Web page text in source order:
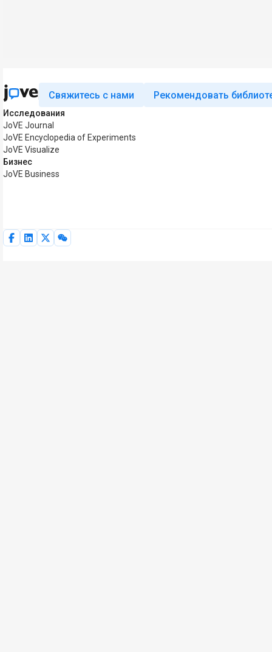
Свяжитесь с нами Рекомендовать
Исследования
JoVE Journal
JoVE Encyclopedia of Experiments
JoVE Visualize
Бизнес
JoVE Business